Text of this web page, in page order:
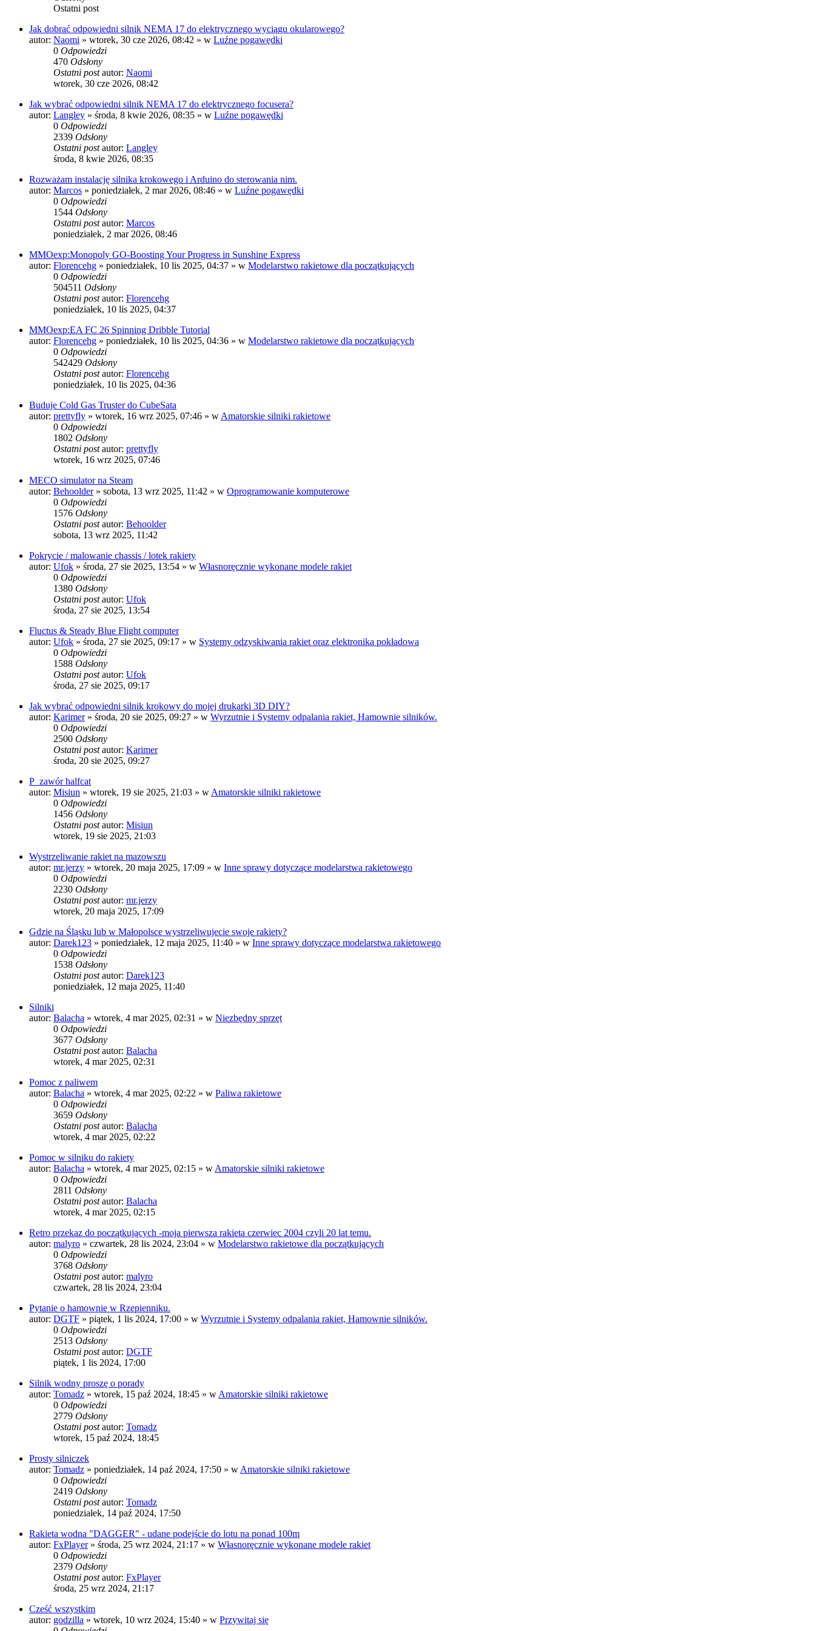
Ostatni post
Jak dobrać odpowiedni silnik NEMA 17 do elektrycznego wyciągu okularowego?
autor: Naomi » wtorek, 30 cze 2026, 08:42 » w Luźne pogawędki
0 Odpowiedzi
470 Odsłony
Ostatni postautor: Naomi
wtorek, 30 cze 2026, 08:42
Jak wybrać odpowiedni silnik NEMA 17 do elektrycznego focusera?
autor: Langley » środa, 8 kwie 2026, 08:35 » w Luźne pogawędki
0 Odpowiedzi
2339 Odsłony
Ostatni postautor: Langley
środa, 8 kwie 2026, 08:35
Rozważam instalację silnika krokowego i Arduino do sterowania nim.
autor: Marcos » poniedziałek, 2 mar 2026, 08:46 » w Luźne pogawędki
0 Odpowiedzi
1544 Odsłony
Ostatni postautor: Marcos
poniedziałek, 2 mar 2026, 08:46
MMOexp:Monopoly GO-Boosting Your Progress in Sunshine Express
autor: Florencehg » poniedziałek, 10 lis 2025, 04:37 » w Modelarstwo rakietowe dla początkujących
0 Odpowiedzi
504511 Odsłony
Ostatni postautor: Florencehg
poniedziałek, 10 lis 2025, 04:37
MMOexp:EA FC 26 Spinning Dribble Tutorial
autor: Florencehg » poniedziałek, 10 lis 2025, 04:36 » w Modelarstwo rakietowe dla początkujących
0 Odpowiedzi
542429 Odsłony
Ostatni postautor: Florencehg
poniedziałek, 10 lis 2025, 04:36
Buduje Cold Gas Truster do CubeSata
autor: prettyfly » wtorek, 16 wrz 2025, 07:46 » w Amatorskie silniki rakietowe
0 Odpowiedzi
1802 Odsłony
Ostatni postautor: prettyfly
wtorek, 16 wrz 2025, 07:46
MECO simulator na Steam
autor: Behoolder» sobota, 13 wrz 2025, 11:42 » w Oprogramowanie komputerowe
0 Odpowiedzi
1576 Odsłony
Ostatni postautor: Behoolder
sobota, 13 wrz 2025, 11:42
Pokrycie / malowanie chassis / lotek rakiety
autor: Ufok » środa, 27 sie 2025, 13:54 » w Własnoręcznie wykonane modele rakiet
0 Odpowiedzi
1380 Odsłony
Ostatni postautor: Ufok
środa, 27 sie 2025, 13:54
Fluctus & Steady Blue Flight computer
autor: Ufok » środa, 27 sie 2025, 09:17 » w Systemy odzyskiwania rakiet oraz elektronika pokładowa
0 Odpowiedzi
1588 Odsłony
Ostatni postautor: Ufok
środa, 27 sie 2025, 09:17
Jak wybrać odpowiedni silnik krokowy do mojej drukarki 3D DIY?
autor: Karimer» środa, 20 sie 2025, 09:27 » w Wyrzutnie i Systemy odpalania rakiet, Hamownie silników.
0 Odpowiedzi
2500 Odsłony
Ostatni postautor: Karimer
środa, 20 sie 2025, 09:27
P_zawór halfcat
autor: Misiun » wtorek, 19 sie 2025, 21:03 » w Amatorskie silniki rakietowe
0 Odpowiedzi
1456 Odsłony
Ostatni postautor: Misiun
wtorek, 19 sie 2025, 21:03
Wystrzeliwanie rakiet na mazowszu
autor: mr.jerzy » wtorek, 20 maja 2025, 17:09 » w Inne sprawy dotyczące modelarstwa rakietowego
0 Odpowiedzi
2230 Odsłony
Ostatni postautor: mr.jerzy
wtorek, 20 maja 2025, 17:09
Gdzie na Śląsku lub w Małopolsce wystrzeliwujecie swoje rakiety?
autor: Darek123 » poniedziałek, 12 maja 2025, 11:40 » w Inne sprawy dotyczące modelarstwa rakietowego
0 Odpowiedzi
1538 Odsłony
Ostatni postautor: Darek123
poniedziałek, 12 maja 2025, 11:40
Silniki
autor: Balacha » wtorek, 4 mar 2025, 02:31 » w Niezbędny sprzęt
0 Odpowiedzi
3677 Odsłony
Ostatni postautor: Balacha
wtorek, 4 mar 2025, 02:31
Pomoc z paliwem
autor: Balacha » wtorek, 4 mar 2025, 02:22 » w Paliwa rakietowe
0 Odpowiedzi
3659 Odsłony
Ostatni postautor: Balacha
wtorek, 4 mar 2025, 02:22
Pomoc w silniku do rakiety
autor: Balacha » wtorek, 4 mar 2025, 02:15 » w Amatorskie silniki rakietowe
0 Odpowiedzi
2811 Odsłony
Ostatni postautor: Balacha
wtorek, 4 mar 2025, 02:15
Retro przekaz do początkujących -moja pierwsza rakieta czerwiec 2004 czyli 20 lat temu.
autor: malyro » czwartek, 28 lis 2024, 23:04 » w Modelarstwo rakietowe dla początkujących
0 Odpowiedzi
3768 Odsłony
Ostatni postautor: malyro
czwartek, 28 lis 2024, 23:04
Pytanie o hamownie w Rzepienniku.
autor: DGTF » piątek, 1 lis 2024, 17:00 » w Wyrzutnie i Systemy odpalania rakiet, Hamownie silników.
0 Odpowiedzi
2513 Odsłony
Ostatni postautor: DGTF
piątek, 1 lis 2024, 17:00
Silnik wodny proszę o porady
autor: Tomadz » wtorek, 15 paź 2024, 18:45 » w Amatorskie silniki rakietowe
0 Odpowiedzi
2779 Odsłony
Ostatni postautor: Tomadz
wtorek, 15 paź 2024, 18:45
Prosty silniczek
autor: Tomadz » poniedziałek, 14 paź 2024, 17:50 » w Amatorskie silniki rakietowe
0 Odpowiedzi
2419 Odsłony
Ostatni postautor: Tomadz
poniedziałek, 14 paź 2024, 17:50
Rakieta wodna "DAGGER" - udane podejście do lotu na ponad 100m
autor: FxPlayer» środa, 25 wrz 2024, 21:17 » w Własnoręcznie wykonane modele rakiet
0 Odpowiedzi
2379 Odsłony
Ostatni postautor: FxPlayer
środa, 25 wrz 2024, 21:17
Cześć wszystkim
autor: godzilla » wtorek, 10 wrz 2024, 15:40 » w Przywitaj się